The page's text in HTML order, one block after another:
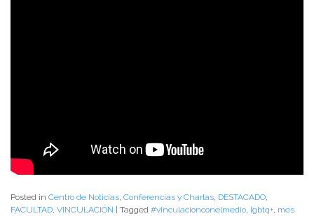
Posted in Centro de Noticias, Conferencias y Charlas, DESTACADO,
FACULTAD, VINCULACIÓN | Tagged #vinculacionconelmedio, lgbtq+, mes